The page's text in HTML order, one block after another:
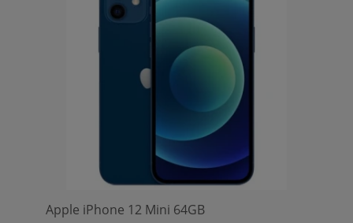
Apple iPhone 12 Mini 64GB